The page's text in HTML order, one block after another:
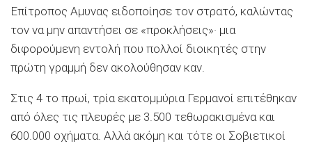
Επίτροπος Αμυνας ειδοποίησε τον στρατό, καλώντας
τον να μην απαντήσει σε «προκλήσεις»· μια
διφορούμενη εντολή που πολλοί διοικητές στην
πρώτη γραμμή δεν ακολούθησαν καν.
Στις 4 το πρωί, τρία εκατομμύρια Γερμανοί επιτέθηκαν
από όλες τις πλευρές με 3.500 τεθωρακισμένα και
600.000 οχήματα. Αλλά ακόμη και τότε οι Σοβιετικοί